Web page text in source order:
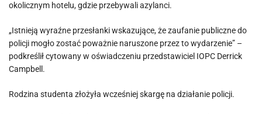
okolicznym hotelu, gdzie przebywali azylanci.
„Istnieją wyraźne przesłanki wskazujące, że zaufanie publiczne do
policji mogło zostać poważnie naruszone przez to wydarzenie” –
podkreślił cytowany w oświadczeniu przedstawiciel IOPC Derrick
Campbell.
Rodzina studenta złożyła wcześniej skargę na działanie policji.